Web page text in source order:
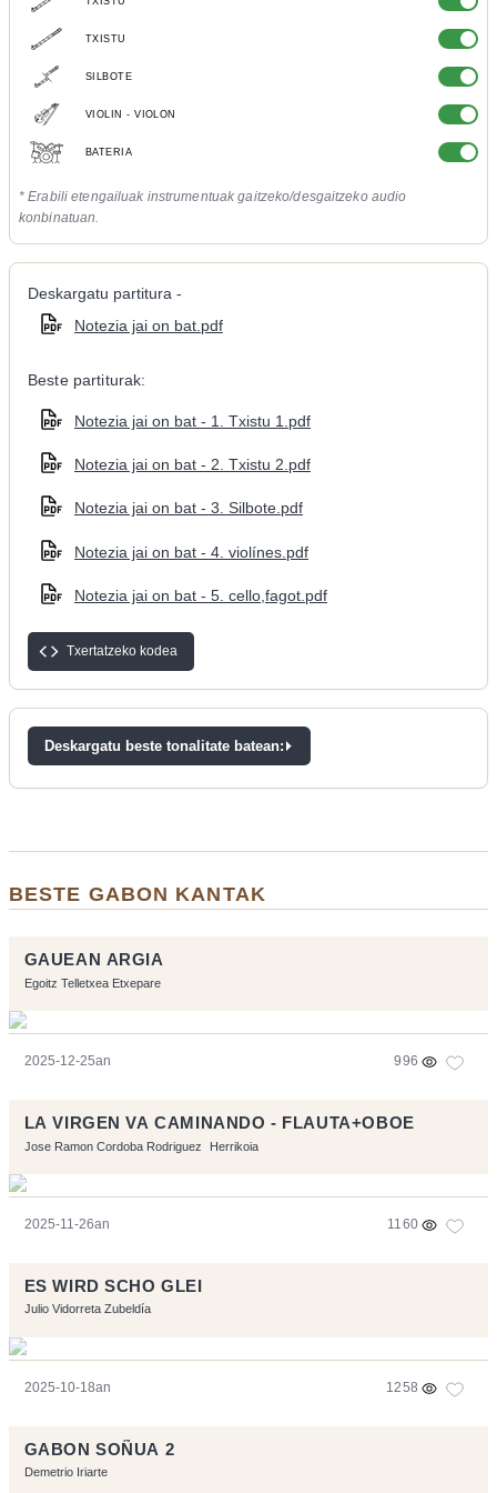
TXISTU
SILBOTE
VIOLIN - VIOLON
BATERIA
* Erabili etengailuak instrumentuak gaitzeko/desgaitzeko audio
konbinatuan.
Deskargatu partitura -
Notezia jai on bat.pdf
Beste partiturak:
Notezia jai on bat - 1. Txistu 1.pdf
Notezia jai on bat - 2. Txistu 2.pdf
Notezia jai on bat - 3. Silbote.pdf
Notezia jai on bat - 4. violínes.pdf
Notezia jai on bat - 5. cello,fagot.pdf
Txertatzeko kodea
Deskargatu beste tonalitate batean:
BESTE GABON KANTAK
GAUEAN ARGIA
Egoitz Telletxea Etxepare
2025-12-25an 996
LA VIRGEN VA CAMINANDO - FLAUTA+OBOE
Jose Ramon Cordoba Rodriguez Herrikoia
2025-11-26an 1160
ES WIRD SCHO GLEI
Julio Vidorreta Zubeldía
2025-10-18an 1258
GABON SOÑUA 2
Demetrio Iriarte